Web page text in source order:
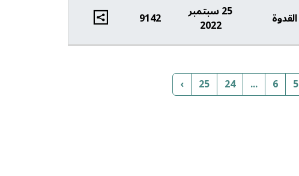
القدوة 25 سبتمبر
2022
9142
5
6
...
24
25
›